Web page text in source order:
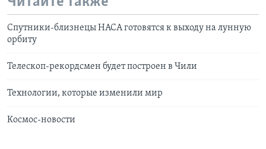
Спутники-близнецы НАСА готовятся к выходу на лунную
орбиту
Телескоп-рекордсмен будет построен в Чили
Технологии, которые изменили мир
Космос-новости